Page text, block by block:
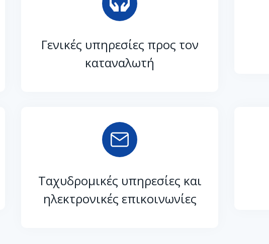
Γενικές υπηρεσίες προς τον
καταναλωτή
Ταχυδρομικές υπηρεσίες και
ηλεκτρονικές επικοινωνίες